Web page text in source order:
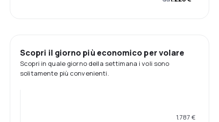
Scopri il giorno più economico per volare
Scopri in quale giorno della settimana i voli sono
solitamente più convenienti.
1.787 €